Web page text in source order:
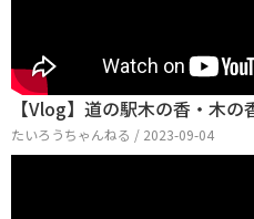
【Vlog】道の駅木の香・木の
たいろうちゃんねる / 2023-09-04